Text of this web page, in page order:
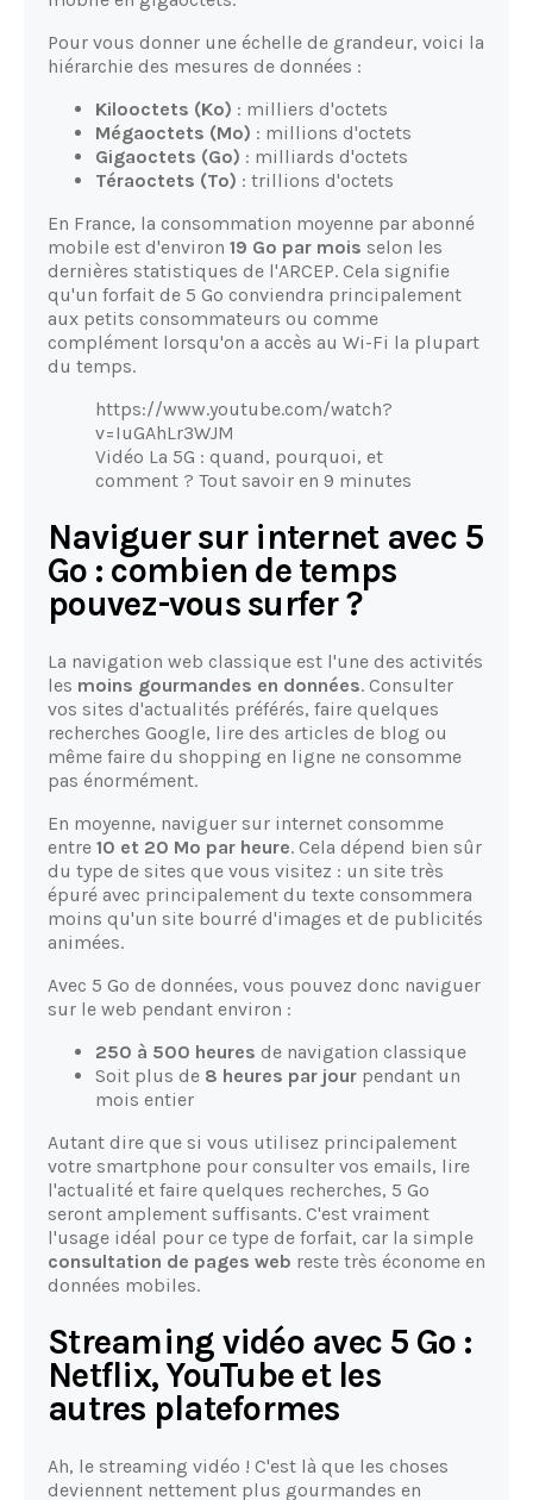
Pour vous donner une échelle de grandeur, voici la
hiérarchie des mesures de données :
Kilooctets (Ko) : milliers d'octets
Mégaoctets (Mo) : millions d'octets
Gigaoctets (Go) : milliards d'octets
Téraoctets (To) : trillions d'octets
En France, la consommation moyenne par abonné
mobile est d'environ 19 Go par mois selon les
dernières statistiques de l'ARCEP. Cela signifie
qu'un forfait de 5 Go conviendra principalement
aux petits consommateurs ou comme
complément lorsqu'on a accès au Wi-Fi la plupart
du temps.
https://www.youtube.com/watch?
v=IuGAhLr3WJM
Vidéo La 5G : quand, pourquoi, et
comment ? Tout savoir en 9 minutes
Naviguer sur internet avec 5
Go : combien de temps
pouvez-vous surfer ?
La navigation web classique est l'une des activités
les moins gourmandes en données. Consulter
vos sites d'actualités préférés, faire quelques
recherches Google, lire des articles de blog ou
même faire du shopping en ligne ne consomme
pas énormément.
En moyenne, naviguer sur internet consomme
entre 10 et 20 Mo par heure. Cela dépend bien sûr
du type de sites que vous visitez : un site très
épuré avec principalement du texte consommera
moins qu'un site bourré d'images et de publicités
animées.
Avec 5 Go de données, vous pouvez donc naviguer
sur le web pendant environ :
250 à 500 heures de navigation classique
Soit plus de 8 heures par jour pendant un
mois entier
Autant dire que si vous utilisez principalement
votre smartphone pour consulter vos emails, lire
l'actualité et faire quelques recherches, 5 Go
seront amplement suffisants. C'est vraiment
l'usage idéal pour ce type de forfait, car la simple
consultation de pages web reste très économe en
données mobiles.
Streaming vidéo avec 5 Go :
Netflix, YouTube et les
autres plateformes
Ah, le streaming vidéo ! C'est là que les choses
deviennent nettement plus gourmandes en